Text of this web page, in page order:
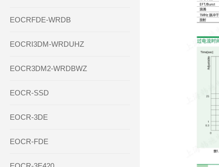
EOCRFDE-WRDB
EOCRI3DM-WRDUHZ
EOCR3DM2-WRDBWZ
EOCR-SSD
EOCR-3DE
EOCR-FDE